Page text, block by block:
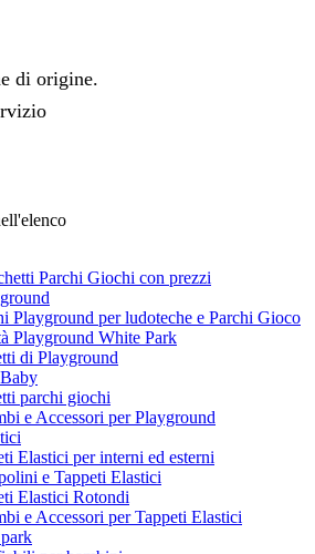
di origine.
Parchi Giochi con prezzi
Playground per ludoteche e Parchi Gioco
Playground White Park
di Playground
parchi giochi
e Accessori per Playground
Elastici per interni ed esterni
e Tappeti Elastici
Elastici Rotondi
e Accessori per Tappeti Elastici